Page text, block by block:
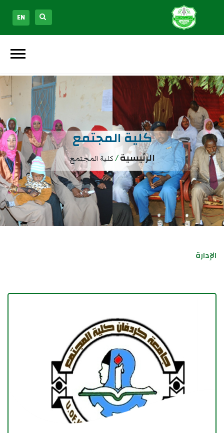
EN
كلية المجتمع
الرئيسية/كلية المجتمع
الإدارة